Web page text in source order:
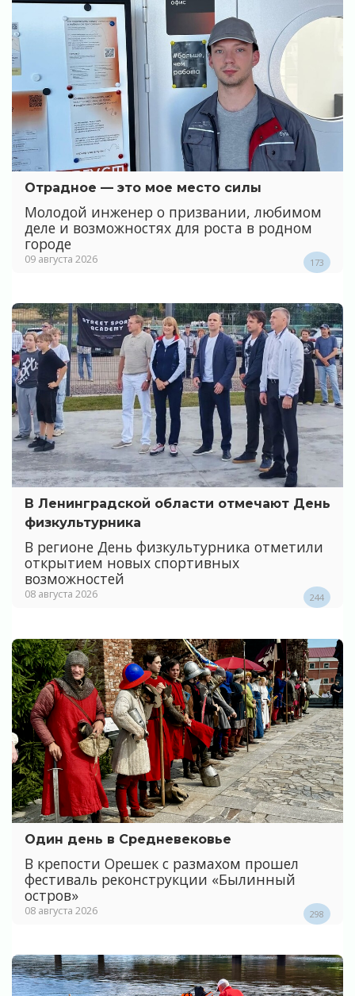
Отрадное — это мое место силы
Молодой инженер о призвании, любимом
деле и возможностях для роста в родном
городе
09 августа 2026 173
В Ленинградской области отмечают День
физкультурника
В регионе День физкультурника отметили
открытием новых спортивных
возможностей
08 августа 2026 244
Один день в Средневековье
В крепости Орешек с размахом прошел
фестиваль реконструкции «Былинный
остров»
08 августа 2026 298